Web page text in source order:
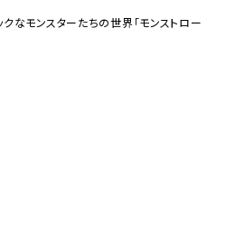
なモンスターたちの世界「モンストロー